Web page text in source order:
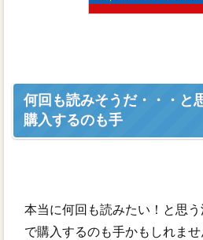
何回も読みそうだ・・・と
購入するのも手
本当に何回も読みたい！と思
で購入するのも手かもしれませ